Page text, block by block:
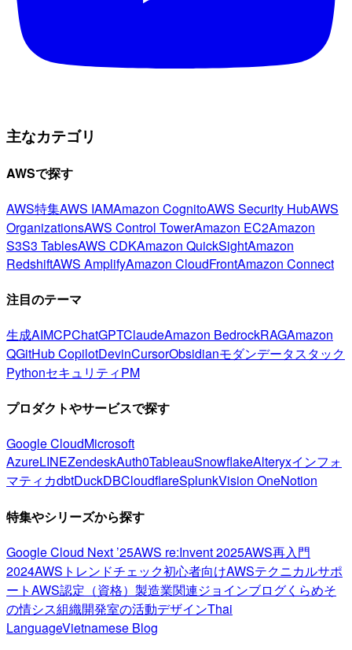
主なカテゴリ
AWSで探す
AWS特集AWS IAMAmazon CognitoAWS Security HubAWS
OrganizationsAWS Control TowerAmazon EC2Amazon
S3S3 TablesAWS CDKAmazon QuickSightAmazon
RedshiftAWS AmplifyAmazon CloudFrontAmazon Connect
注目のテーマ
生成AIMCPChatGPTClaudeAmazon BedrockRAGAmazon
QGitHub CopilotDevinCursorObsidianモダンデータスタック
PythonセキュリティPM
プロダクトやサービスで探す
Google CloudMicrosoft
AzureLINEZendeskAuth0TableauSnowflakeAlteryxインフォ
マティカdbtDuckDBCloudflareSplunkVision OneNotion
特集やシリーズから探す
Google Cloud Next ’25AWS re:Invent 2025AWS再入門
2024AWSトレンドチェック初心者向けAWSテクニカルサポ
ートAWS認定（資格） 製造業関連ジョインブログくらめそ
の情シス組織開発室の活動デザインThai
LanguageVietnamese Blog